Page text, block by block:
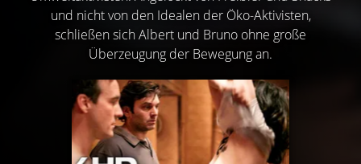
und nicht von den Idealen der Öko-Aktivisten,
schließen sich Albert und Bruno ohne große
Überzeugung der Bewegung an.